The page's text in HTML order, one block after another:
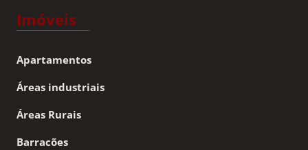
Imóveis
Apartamentos
Áreas industriais
Áreas Rurais
Barracões